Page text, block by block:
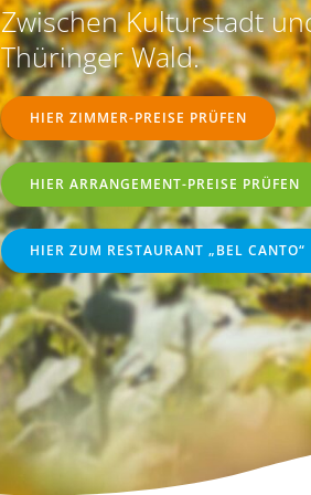
Zwischen Kulturstadt
Thüringer Wald.
HIER ZIMMER-PREISE PRÜFEN
HIER ARRANGEMENT-PREISE PRÜFEN
HIER ZUM RESTAURANT „BEL CANTO“